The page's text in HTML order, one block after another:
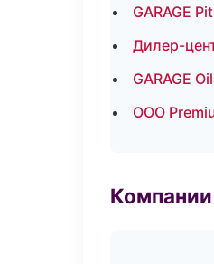
GARAGE
Дилер-
GARAGE
ООО